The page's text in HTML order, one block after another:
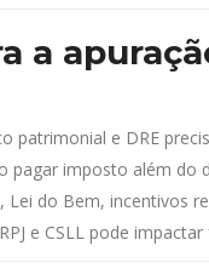
a
patrimonial e DRE
pagar imposto além do
Lei do Bem, incentivos
e CSLL pode